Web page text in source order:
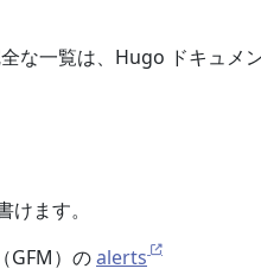
な一覧は、Hugo ドキュメ
ます。
（GFM）のalerts